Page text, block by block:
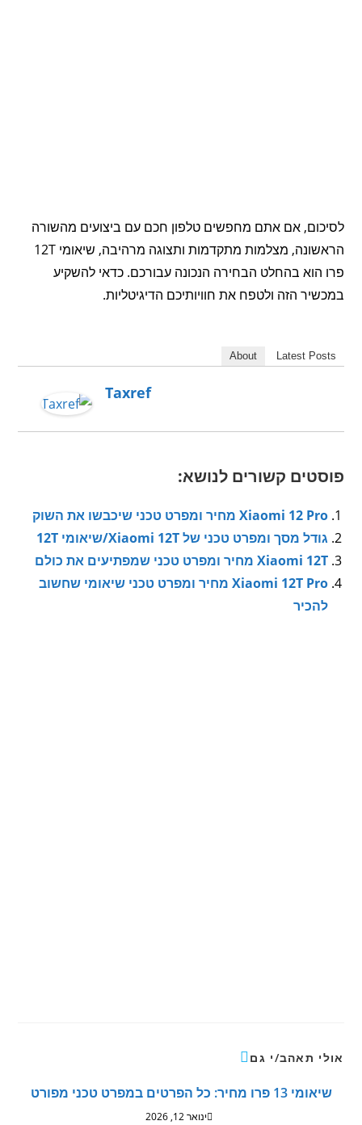
לסיכום, אם אתם מחפשים טלפון חכם עם ביצועים מהשורה
הראשונה, מצלמות מתקדמות ותצוגה מרהיבה, שיאומי 12T
פרו הוא בהחלט הבחירה הנכונה עבורכם. כדאי להשקיע
במכשיר הזה ולטפח את חוויותיכם הדיגיטליות.
About Latest Posts
Taxref
פוסטים קשורים לנושא:
Xiaomi 12 Pro מחיר ומפרט טכני שיכבשו את השוק
גודל מסך ומפרט טכני של Xiaomi 12T/שיאומי 12T
Xiaomi 12T מחיר ומפרט טכני שמפתיעים את כולם
Xiaomi 12T Pro מחיר ומפרט טכני שיאומי שחשוב
להכיר
אולי תאהב/י גם
שיאומי 13 פרו מחיר: כל הפרטים במפרט טכני מפורט
ינואר 12, 2026